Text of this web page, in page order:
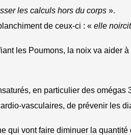
les calculs hors du corps ».
de ceux-ci : « elle
les Poumons, la noix va aider à
en particulier des omégas
vasculaires, de prévenir les
qui vont faire diminuer la